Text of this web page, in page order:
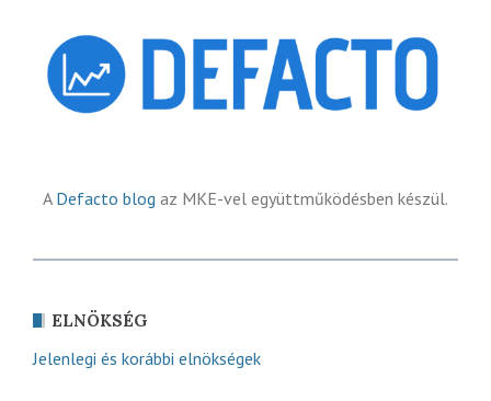
A Defacto blog az MKE-vel együttműködésben készül.
ELNÖKSÉG
Jelenlegi és korábbi elnökségek